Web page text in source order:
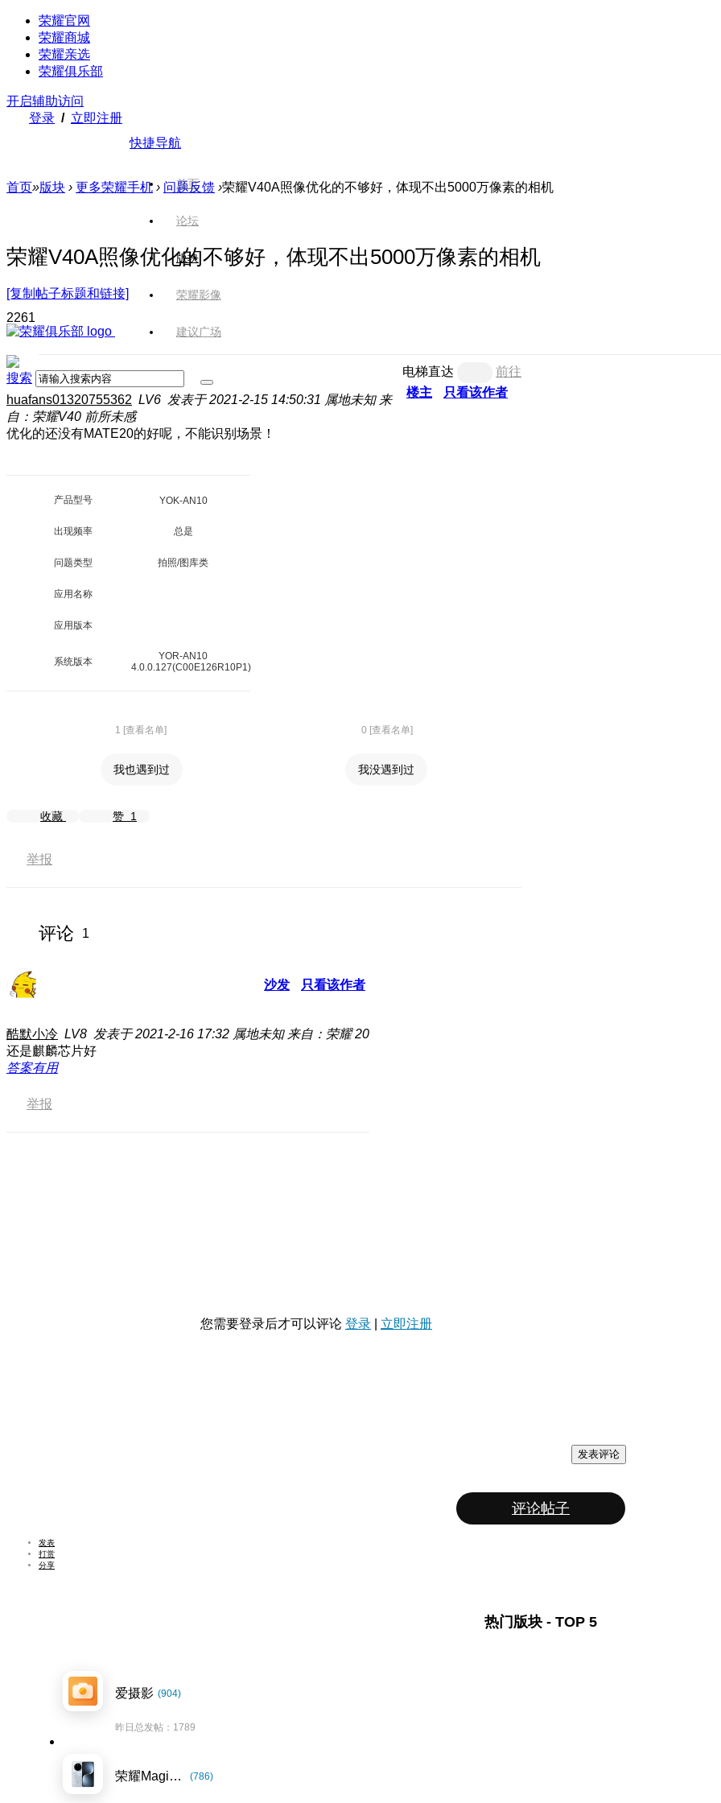
荣耀官网
荣耀商城
荣耀亲选
荣耀俱乐部
开启辅助访问
登录 / 立即注册
快捷导航
首页
论坛
版块
荣耀影像
建议广场
搜索
首页»版块 › 更多荣耀手机 › 问题反馈 ›荣耀V40A照像优化的不够好，体现不出5000万像素的相机
荣耀V40A照像优化的不够好，体现不出5000万像素的相机
[复制帖子标题和链接]
2261
电梯直达
前往
楼主
只看该作者
huafans01320755362 LV6 发表于 2021-2-15 14:50:31 属地未知 来
自：荣耀V40 前所未感
优化的还没有MATE20的好呢，不能识别场景！
产品型号 YOK-AN10
出现频率 总是
问题类型 拍照/图库类
应用名称
应用版本
系统版本
YOR-AN10
4.0.0.127(C00E126R10P1)
1 [查看名单] 0 [查看名单]
我也遇到过 我没遇到过
收藏 赞 1
举报
评论 1
沙发 只看该作者
酷默小冷 LV8 发表于 2021-2-16 17:32 属地未知 来自：荣耀 20
还是麒麟芯片好
答案有用
举报
您需要登录后才可以评论 登录 立即注册
发表评论
评论帖子
发表
打赏
分享
热门版块 - TOP 5
爱摄影 (904)
昨日总发帖：1789
荣耀Magic7系列 (786)